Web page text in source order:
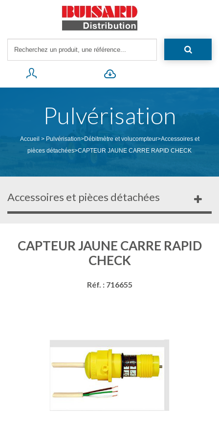
Pulvérisation
Accueil > Pulvérisation>Débitmètre et volucompteur>Accessoires et
pièces détachées>CAPTEUR JAUNE CARRE RAPID CHECK
Accessoires et pièces détachées
CAPTEUR JAUNE CARRE RAPID
CHECK
Réf. : 716655